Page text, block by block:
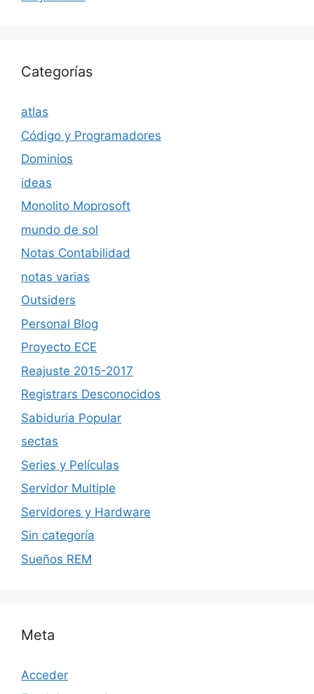
Categorías
atlas
Código y Programadores
Dominios
ideas
Monolito Moprosoft
mundo de sol
Notas Contabilidad
notas varias
Outsiders
Personal Blog
Proyecto ECE
Reajuste 2015-2017
Registrars Desconocidos
Sabiduria Popular
sectas
Series y Películas
Servidor Multiple
Servidores y Hardware
Sin categoría
Sueños REM
Meta
Acceder